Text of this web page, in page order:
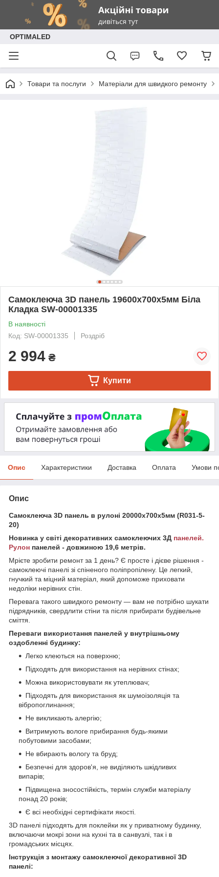
OPTIMALED
Товари та послуги Матеріали для швидкого ремонту
Самоклеюча 3D панель 19600x700x5мм Біла
Кладка SW-00001335
В наявності
Код: SW-00001335
Роздріб
2 994 ₴
Купити
Опис Характеристики Доставка Оплата Умови
Опис
Самоклеюча 3D панель в рулоні 20000x700x5мм (R031-5-
20)
Новинка у світі декоративних самоклеючих 3Д панелей.
Рулон панелей - довжиною 19,6 метрів.
Мрієте зробити ремонт за 1 день? Є просте і дієве рішення -
самоклеючі панелі зі спіненого поліпропілену. Це легкий,
гнучкий та міцний матеріал, який допоможе приховати
недоліки нерівних стін.
Перевага такого швидкого ремонту — вам не потрібно шукати
підрядників, свердлити стіни та після прибирати будівельне
сміття.
Переваги використання панелей у внутрішньому
оздобленні будинку:
Легко клеються на поверхню;
Підходять для використання на нерівних стінах;
Можна використовувати як утеплювач;
Підходять для використання як шумоізоляція та
вібропоглинання;
Не викликають алергію;
Витримують вологе прибирання будь-якими
побутовими засобами;
Не вбирають вологу та бруд;
Безпечні для здоров'я, не виділяють шкідливих
випарів;
Підвищена зносостійкість, термін служби матеріалу
понад 20 років;
Є всі необхідні сертифікати якості.
3D панелі підходять для поклейки як у приватному будинку,
включаючи мокрі зони на кухні та в санвузлі, так і в
громадських місцях.
Інструкція з монтажу самоклеючої декоративної 3D
панелі: